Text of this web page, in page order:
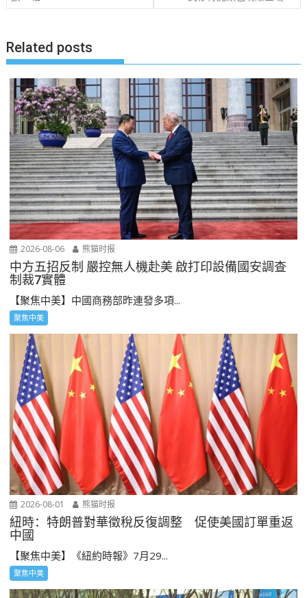
Related posts
2026-08-06 熊猫时报
中方五招反制 嚴控無人機赴美 啟打印設備國安調查
制裁7實體
【聚焦中美】中國商務部昨連發多項...
聚焦中美
2026-08-01 熊猫时报
紐時：特朗普對華徵稅反復調整 促使美國訂單重返
中國
【聚焦中美】《紐約時報》7月29...
聚焦中美